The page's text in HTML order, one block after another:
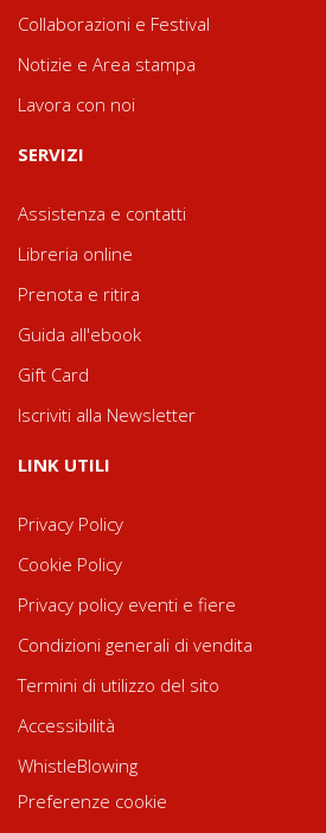
Collaborazioni e Festival
Notizie e Area stampa
Lavora con noi
SERVIZI
Assistenza e contatti
Libreria online
Prenota e ritira
Guida all'ebook
Gift Card
Iscriviti alla Newsletter
LINK UTILI
Privacy Policy
Cookie Policy
Privacy policy eventi e fiere
Condizioni generali di vendita
Termini di utilizzo del sito
Accessibilità
WhistleBlowing
Preferenze cookie